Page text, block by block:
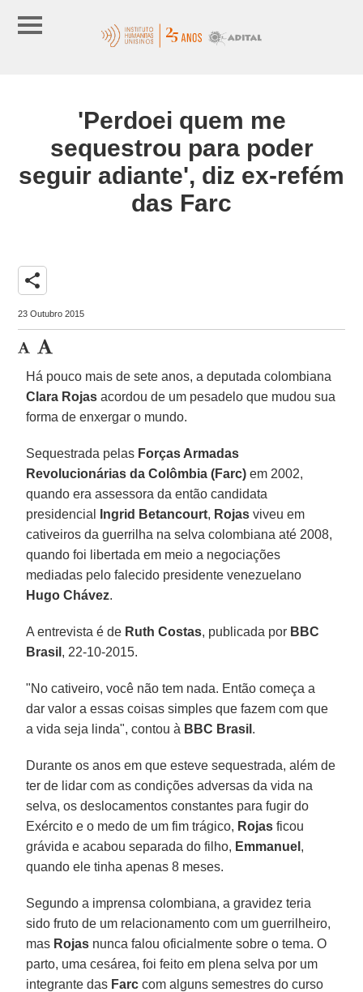
'Perdoei quem me
sequestrou para poder
seguir adiante', diz ex-refém
das Farc
share
23 Outubro 2015
Há pouco mais de sete anos, a deputada colombiana
Clara Rojas acordou de um pesadelo que mudou sua
forma de enxergar o mundo.
Sequestrada pelas Forças Armadas
Revolucionárias da Colômbia (Farc) em 2002,
quando era assessora da então candidata
presidencial
Ingrid Betancourt, Rojas viveu em
cativeiros da guerrilha na selva colombiana até 2008,
quando foi libertada em meio a negociações
mediadas pelo falecido presidente venezuelano
Hugo Chávez.
A entrevista é de Ruth Costas, publicada por BBC
Brasil , 22-10-2015.
"No cativeiro, você não tem nada. Então começa a
dar valor a essas coisas simples que fazem com que
a vida seja linda", contou à BBC Brasil .
Durante os anos em que esteve sequestrada, além de
ter de lidar com as condições adversas da vida na
selva, os deslocamentos constantes para fugir do
Exército e o medo de um fim trágico, Rojas ficou
grávida e acabou separada do filho, Emmanuel ,
quando ele tinha apenas 8 meses.
Segundo a imprensa colombiana, a gravidez teria
sido fruto de um relacionamento com um guerrilheiro,
mas Rojas nunca falou oficialmente sobre o tema. O
parto, uma cesárea, foi feito em plena selva por um
integrante das Farc com alguns semestres do curso